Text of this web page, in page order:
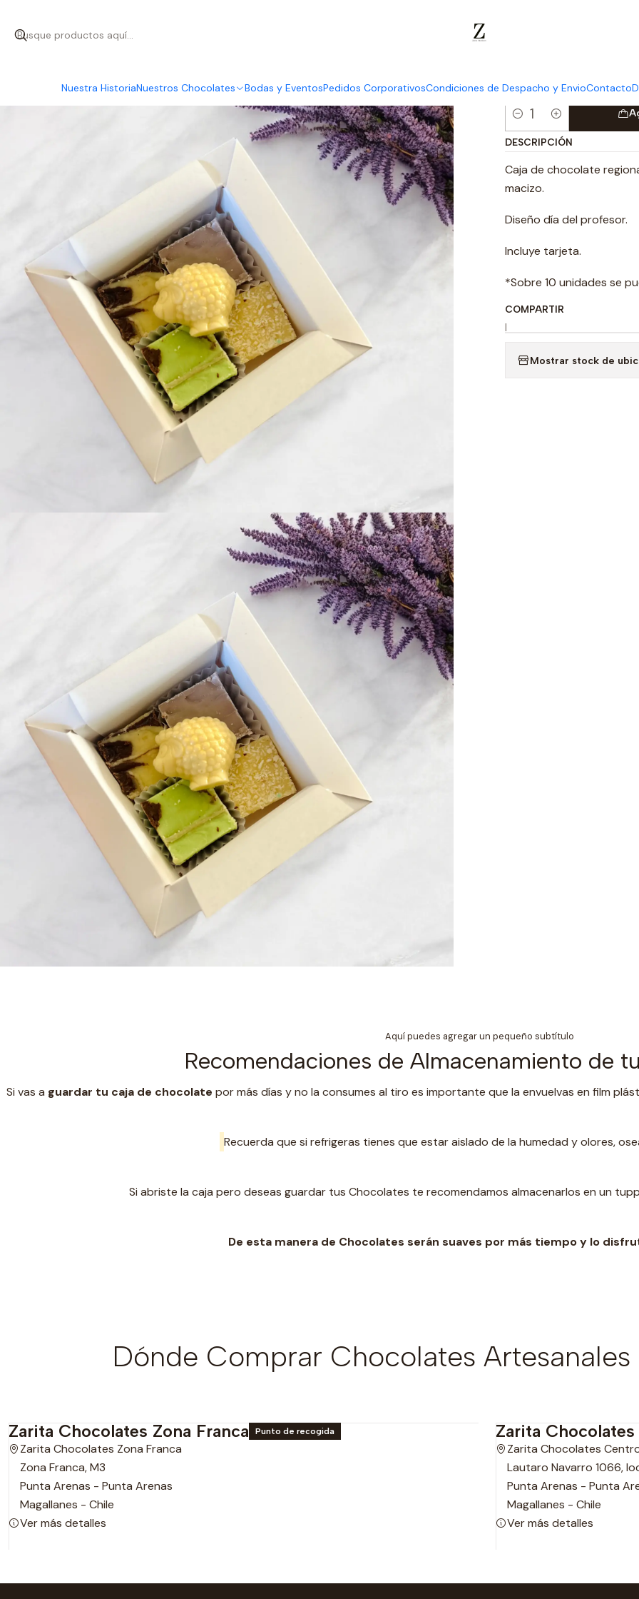
Nuestra HistoriaNuestros Chocolates Bodas y EventosPedidos CorporativosCondiciones de Despacho y EnvioContacto
Cantidad
DESCRIPCIÓN
Caja de chocolate
macizo.
Diseño día del profesor.
Incluye tarjeta.
*Sobre 10 unidades se
COMPARTIR
|
Mostrar stock de
Aquí puedes agregar un pequeño subtítulo
Recomendaciones de Almacenamiento de
Si vas a guardar tu caja de chocolate por más días y no la consumes al tiro es importante que la envuelvas en film
Recuerda que si refrigeras tienes que estar aislado de la humedad y olores,
Si abriste la caja pero deseas guardar tus Chocolates te recomendamos almacenarlos en un t
De esta manera de Chocolates serán suaves por más tiempo y lo
Dónde Comprar Chocolates Artesanales
Zarita Chocolates Zona Franca Punto de recogida
Zarita Chocolates Zona Franca
Zona Franca, M3
Punta Arenas - Punta Arenas
Magallanes - Chile
Ver más detalles
Zarita
Zarita Chocolates
Lautaro Navarro 1066,
Punta Arenas - Punta
Magallanes - Chile
Ver más detalles